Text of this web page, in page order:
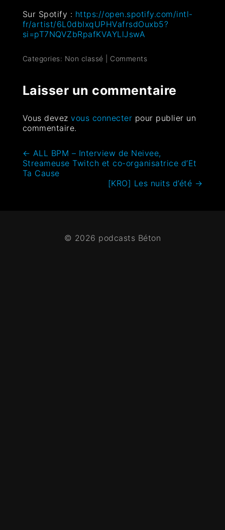
Sur Spotify : https://open.spotify.com/intl-
fr/artist/6L0dbIxqUPHVafrsdOuxb5?
si=pT7NQVZbRpafKVAYLlJswA
Categories: Non classé Comments
Laisser un commentaire
Vous devezvous connecter pour publier un
commentaire.
← ALL BPM – Interview de Neivee,
Streameuse Twitch et co-organisatrice d’Et
Ta Cause
[KRO] Les nuits d’été →
© 2026 podcasts Béton